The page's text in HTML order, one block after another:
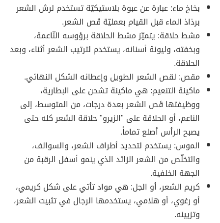
بخاخ ماء: عبارة عن عبوة بلاستيكيّة تستخدم لرش الشعر
برذاذ الماء قبل القيام بعمليّة قَص الشعر.
مشط حلاقة: يتميّز مشط الحلاقة برؤوسه النّاعمة،
وبخفته، وليونة أسنانه، يستخدم لترتيب الشعر أثناء، وبعد
الحلاقة.
مقص: لقص الشعر الطويل وإعطائه الشكل النهائي.
ماكينة التنعيم: هي ماكينة تشحن على البطارية،
ووظيفتها قَص الشعر بعدة درجات، من المتوسط، إلى
الناعم، أو الحلاقة على "الزيرو" حلاقة الشعر كله حتى
يصبح الرأس أصلع تماماً.
الموس: يستخدم لتحديد أطراف الشعر، والسوالف،
والتخلّص من الشعر الزائد الذي ينمو أسفل الرقبة من
الجهة الخلفية.
كريم الشعر، أو الجل: هي مواد تأتي على شكل كريمي،
أو رغوي، أو هلامي، يستخدمها الرجال في تثبيت الشعر،
وتزيينه.